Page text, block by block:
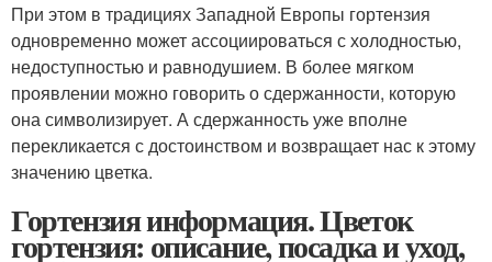
При этом в традициях Западной Европы гортензия
одновременно может ассоциироваться с холодностью,
недоступностью и равнодушием. В более мягком
проявлении можно говорить о сдержанности, которую
она символизирует. А сдержанность уже вполне
перекликается с достоинством и возвращает нас к этому
значению цветка.
Гортензия информация. Цветок
гортензия: описание, посадка и уход,